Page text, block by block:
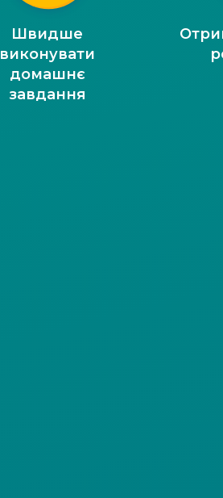
Швидше
виконувати
домашнє
завдання